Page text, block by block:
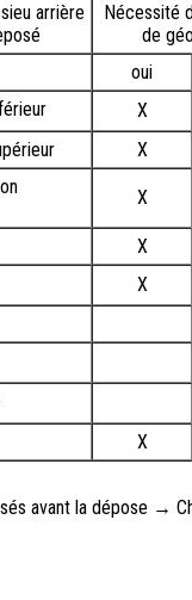
arrière
Nécessité
de
oui
X
X
X
X
X
X
avant la dépose →